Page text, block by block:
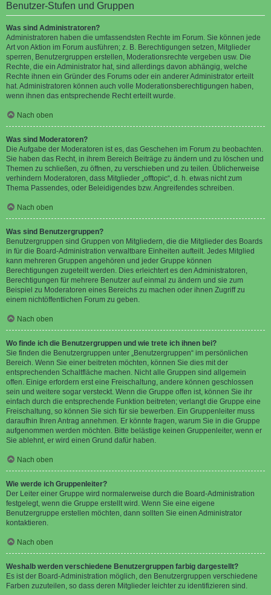
Benutzer-Stufen und Gruppen
Was sind Administratoren?
Administratoren haben die umfassendsten Rechte im Forum. Sie können jede
Art von Aktion im Forum ausführen; z. B. Berechtigungen setzen, Mitglieder
sperren, Benutzergruppen erstellen, Moderationsrechte vergeben usw. Die
Rechte, die ein Administrator hat, sind allerdings davon abhängig, welche
Rechte ihnen ein Gründer des Forums oder ein anderer Administrator erteilt
hat. Administratoren können auch volle Moderationsberechtigungen haben,
wenn ihnen das entsprechende Recht erteilt wurde.
Nach oben
Was sind Moderatoren?
Die Aufgabe der Moderatoren ist es, das Geschehen im Forum zu beobachten.
Sie haben das Recht, in ihrem Bereich Beiträge zu ändern und zu löschen und
Themen zu schließen, zu öffnen, zu verschieben und zu teilen. Üblicherweise
verhindern Moderatoren, dass Mitglieder „offtopic“, d. h. etwas nicht zum
Thema Passendes, oder Beleidigendes bzw. Angreifendes schreiben.
Nach oben
Was sind Benutzergruppen?
Benutzergruppen sind Gruppen von Mitgliedern, die die Mitglieder des Boards
in für die Board-Administration verwaltbare Einheiten aufteilt. Jedes Mitglied
kann mehreren Gruppen angehören und jeder Gruppe können
Berechtigungen zugeteilt werden. Dies erleichtert es den Administratoren,
Berechtigungen für mehrere Benutzer auf einmal zu ändern und sie zum
Beispiel zu Moderatoren eines Bereichs zu machen oder ihnen Zugriff zu
einem nichtöffentlichen Forum zu geben.
Nach oben
Wo finde ich die Benutzergruppen und wie trete ich ihnen bei?
Sie finden die Benutzergruppen unter „Benutzergruppen“ im persönlichen
Bereich. Wenn Sie einer beitreten möchten, können Sie dies mit der
entsprechenden Schaltfläche machen. Nicht alle Gruppen sind allgemein
offen. Einige erfordern erst eine Freischaltung, andere können geschlossen
sein und weitere sogar versteckt. Wenn die Gruppe offen ist, können Sie ihr
einfach durch die entsprechende Funktion beitreten; verlangt die Gruppe eine
Freischaltung, so können Sie sich für sie bewerben. Ein Gruppenleiter muss
daraufhin Ihren Antrag annehmen. Er könnte fragen, warum Sie in die Gruppe
aufgenommen werden möchten. Bitte belästige keinen Gruppenleiter, wenn er
Sie ablehnt, er wird einen Grund dafür haben.
Nach oben
Wie werde ich Gruppenleiter?
Der Leiter einer Gruppe wird normalerweise durch die Board-Administration
festgelegt, wenn die Gruppe erstellt wird. Wenn Sie eine eigene
Benutzergruppe erstellen möchten, dann sollten Sie einen Administrator
kontaktieren.
Nach oben
Weshalb werden verschiedene Benutzergruppen farbig dargestellt?
Es ist der Board-Administration möglich, den Benutzergruppen verschiedene
Farben zuzuteilen, so dass deren Mitglieder leichter zu identifizieren sind.